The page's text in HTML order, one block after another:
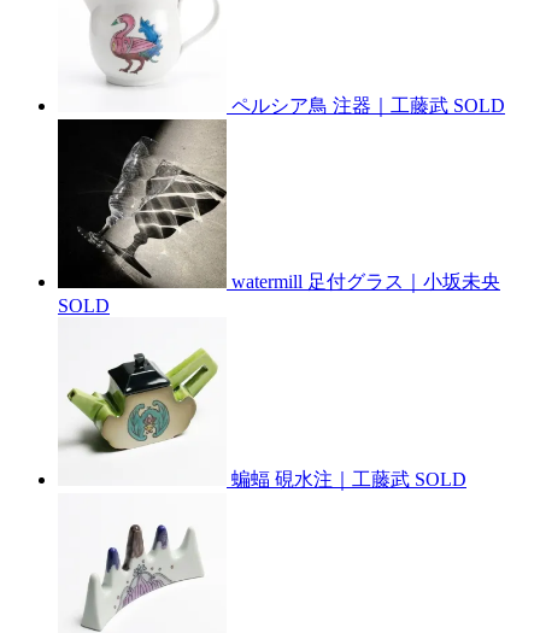
ペルシア鳥 注器｜工藤武 SOLD
watermill 足付グラス｜小坂未央
SOLD
蝙蝠 硯水注｜工藤武 SOLD